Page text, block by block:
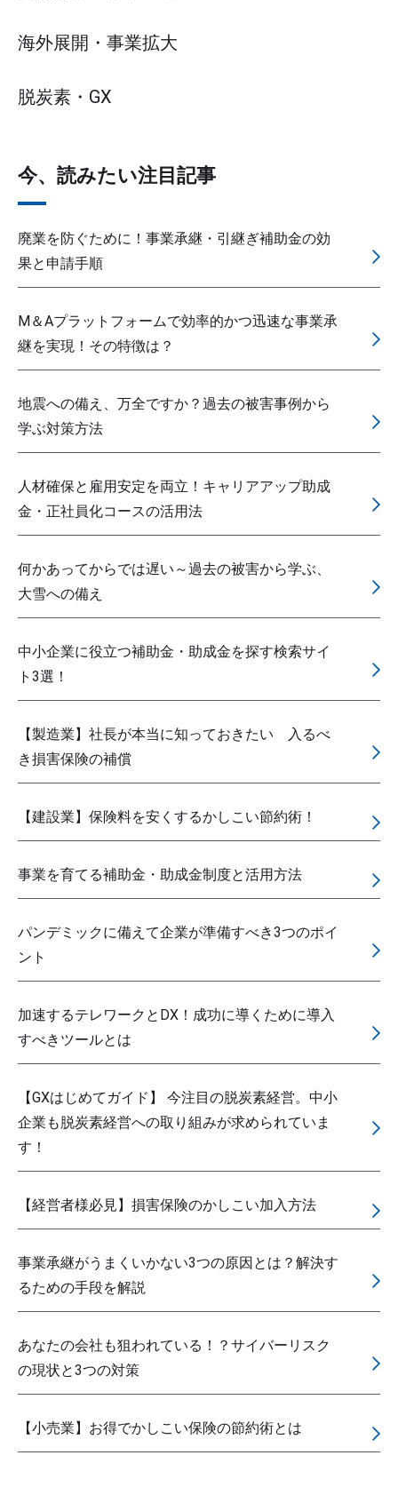
海外展開・事業拡大
脱炭素・GX
今、読みたい注目記事
廃業を防ぐために！事業承継・引継ぎ補助金の効
果と申請手順
M＆Aプラットフォームで効率的かつ迅速な事業承
継を実現！その特徴は？
地震への備え、万全ですか？過去の被害事例から
学ぶ対策方法
人材確保と雇用安定を両立！キャリアアップ助成
金・正社員化コースの活用法
何かあってからでは遅い～過去の被害から学ぶ、
大雪への備え
中小企業に役立つ補助金・助成金を探す検索サイ
ト3選！
【製造業】社長が本当に知っておきたい 入るべ
き損害保険の補償
【建設業】保険料を安くするかしこい節約術！
事業を育てる補助金・助成金制度と活用方法
パンデミックに備えて企業が準備すべき3つのポイ
ント
加速するテレワークとDX！成功に導くために導入
すべきツールとは
【GXはじめてガイド】 今注目の脱炭素経営。中小
企業も脱炭素経営への取り組みが求められていま
す！
【経営者様必見】損害保険のかしこい加入方法
事業承継がうまくいかない3つの原因とは？解決す
るための手段を解説
あなたの会社も狙われている！？サイバーリスク
の現状と3つの対策
【小売業】お得でかしこい保険の節約術とは